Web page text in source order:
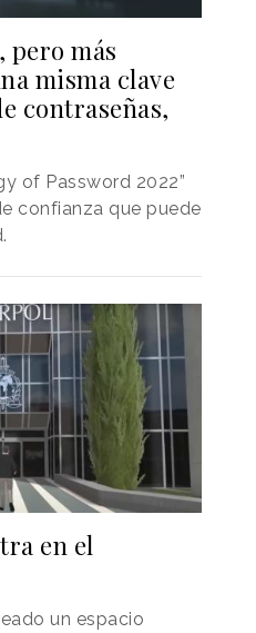
pero más
misma clave
contraseñas,
of Password 2022”
confianza que puede
en el
un espacio